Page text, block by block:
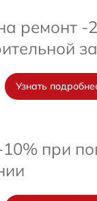
ремонт -
Узнать
при